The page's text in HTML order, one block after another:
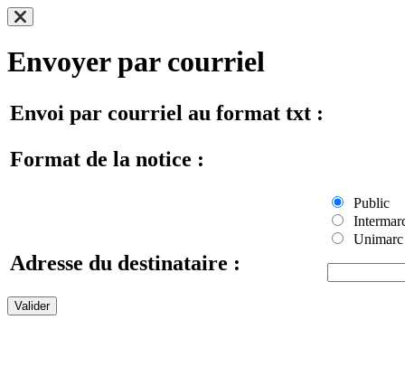
Envoyer par courriel
Envoi par courriel au format txt :
Format de la notice :
Public
Unimarc
Adresse du destinataire :